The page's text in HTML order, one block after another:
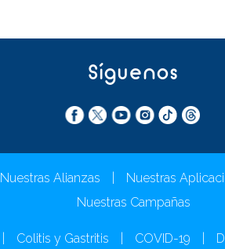
Síguenos
Nuestras Alianzas Nuestras
Nuestras Campañas
Colitis y Gastritis COVID-19